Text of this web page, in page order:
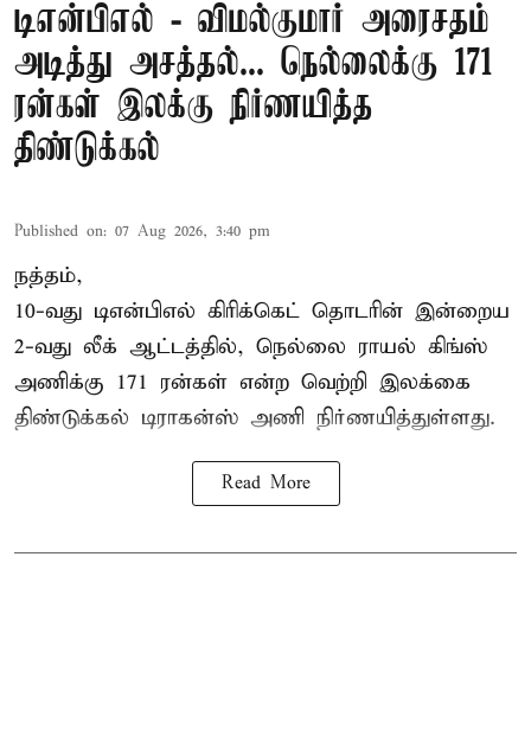
டிஎன்பிஎல் - விமல்குமார் அரைசதம்
அடித்து அசத்தல்... நெல்லைக்கு 171
ரன்கள் இலக்கு நிர்ணயித்த
திண்டுக்கல்
Published on: 07 Aug 2026, 3:40 pm
நத்தம்,
10-வது டிஎன்பிஎல் கிரிக்கெட் தொடரின் இன்றைய
2-வது லீக் ஆட்டத்தில், நெல்லை ராயல் கிங்ஸ்
அணிக்கு 171 ரன்கள் என்ற வெற்றி இலக்கை
திண்டுக்கல் டிராகன்ஸ் அணி நிர்ணயித்துள்ளது.
Read More